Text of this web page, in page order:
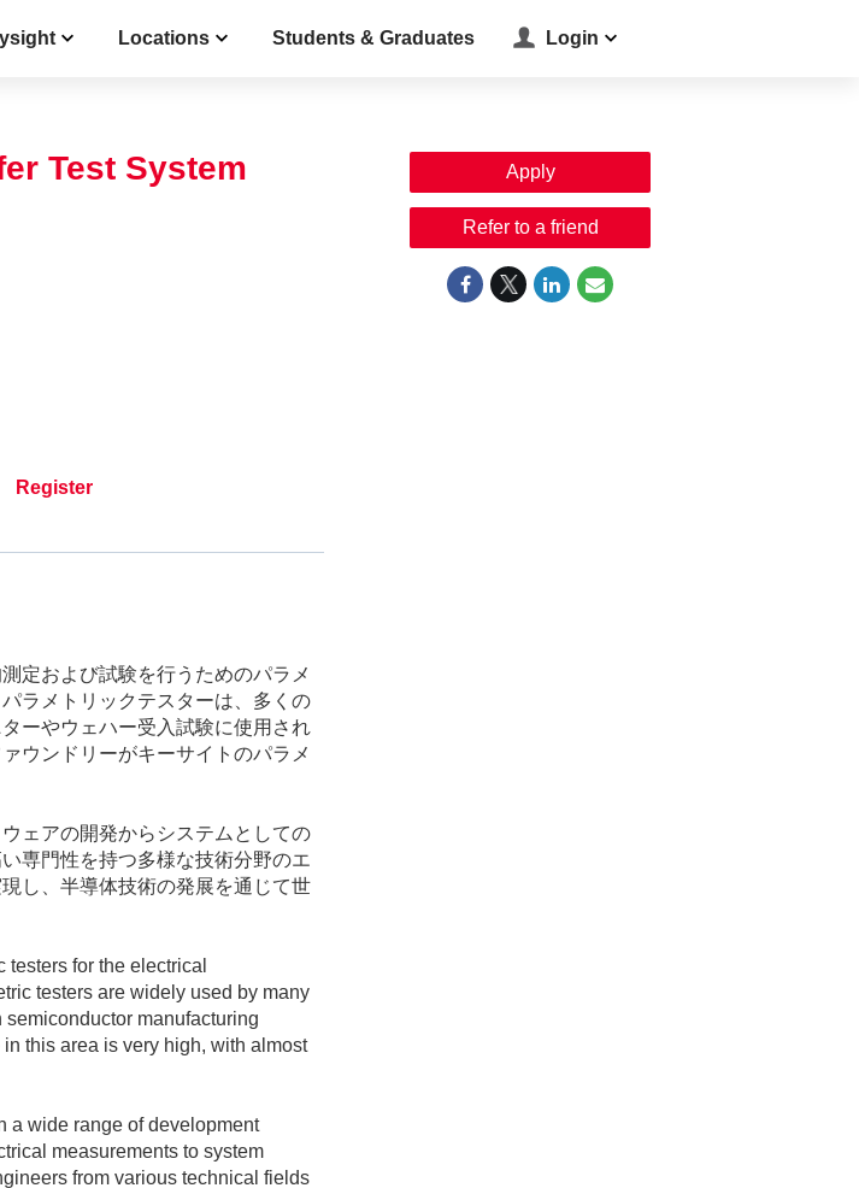
Locations Students & Graduates Login
Test System
Register
定および試験を行うためのパラメ
ラメトリックテスターは、多くの
ーやウェハー受入試験に使用され
ウンドリーがキーサイトのパラメ
ェアの開発からシステムとしての
専門性を持つ多様な技術分野のエ
し、半導体技術の発展を通じて世
for the electrical
testers are widely used by many
manufacturing
this area is very high, with almost
a wide range of development
measurements to system
from various technical fields
Apply
Refer to a friend